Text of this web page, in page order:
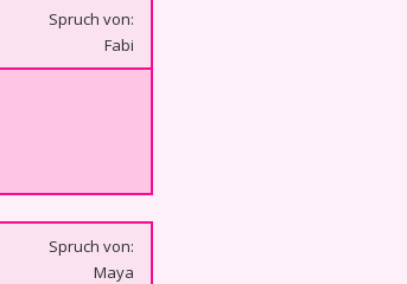
Spruch von:
Fabi
Spruch von:
Maya